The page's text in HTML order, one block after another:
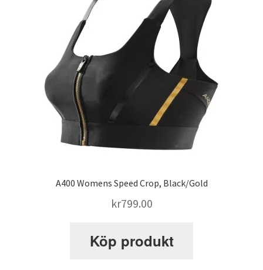
Proteinpulver för tjejer
Proteinpulver: Guide till bästa proteinpulvret
Säckhandskar : handskar för säckträning
SATS Fridhemsplan
SATS Odenplan
A400 Womens Speed Crop, Black/Gold
kr799.00
Köp produkt